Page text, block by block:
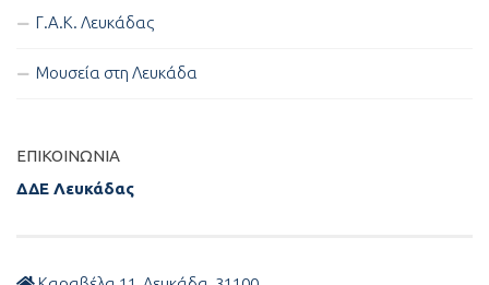
Γ.Α.Κ. Λευκάδας
Μουσεία στη Λευκάδα
ΕΠΙΚΟΙΝΩΝΊΑ
ΔΔΕ Λευκάδας